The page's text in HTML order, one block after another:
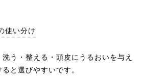
使い分け
う・整える・頭皮にうるおいを与え
と選びやすいです。